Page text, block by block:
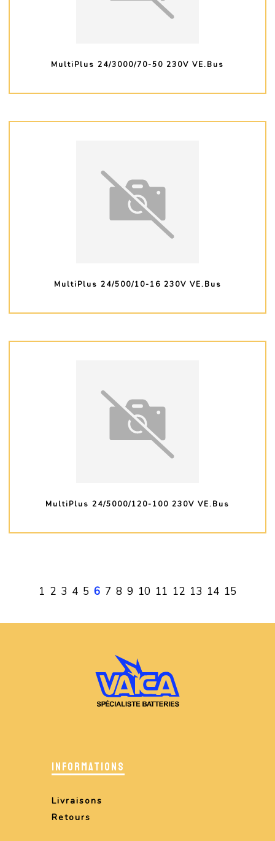
MultiPlus 24/3000/70-50 230V VE.Bus
MultiPlus 24/500/10-16 230V VE.Bus
MultiPlus 24/5000/120-100 230V VE.Bus
1 2 3 4 5 6 7 8 9 10 11 12 13 14 15
INFORMATIONS
Livraisons
Retours